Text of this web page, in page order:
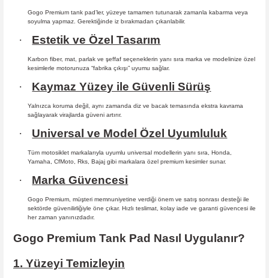
Gogo Premium tank pad’ler, yüzeye tamamen tutunarak zamanla kabarma veya
soyulma yapmaz. Gerektiğinde iz bırakmadan çıkarılabilir.
· Estetik ve Özel Tasarım
Karbon fiber, mat, parlak ve şeffaf seçeneklerin yanı sıra marka ve modelinize özel
kesimlerle motorunuza “fabrika çıkışı” uyumu sağlar.
· Kaymaz Yüzey ile Güvenli Sürüş
Yalnızca koruma değil, aynı zamanda diz ve bacak temasında ekstra kavrama
sağlayarak virajlarda güveni artırır.
· Universal ve Model Özel Uyumluluk
Tüm motosiklet markalarıyla uyumlu universal modellerin yanı sıra, Honda,
Yamaha, CfMoto, Rks, Bajaj gibi markalara özel premium kesimler sunar.
· Marka Güvencesi
Gogo Premium, müşteri memnuniyetine verdiği önem ve satış sonrası desteği ile
sektörde güvenilirliğiyle öne çıkar. Hızlı teslimat, kolay iade ve garanti güvencesi ile
her zaman yanınızdadır.
Gogo Premium Tank Pad Nasıl Uygulanır?
1. Yüzeyi Temizleyin